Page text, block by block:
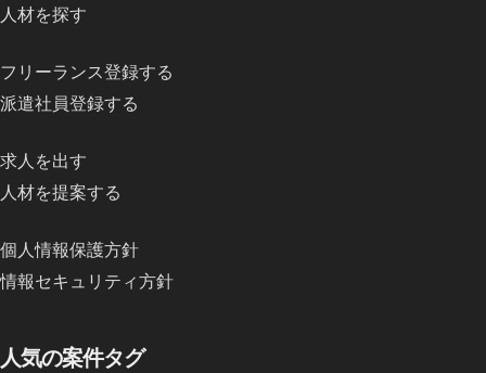
人材を探す
フリーランス登録する
派遣社員登録する
求人を出す
人材を提案する
個人情報保護方針
情報セキュリティ方針
人気の案件タグ